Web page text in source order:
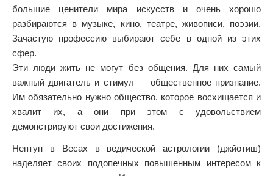
большие ценители мира искусств и очень хорошо
разбираются в музыке, кино, театре, живописи, поэзии.
Зачастую профессию выбирают себе в одной из этих
сфер.
Эти люди жить не могут без общения. Для них самый
важный двигатель и стимул — общественное признание.
Им обязательно нужно общество, которое восхищается и
хвалит их, а они при этом с удовольствием
демонстрируют свои достижения.
Нептун в Весах в ведической астрологии (джйотиш)
наделяет своих подопечных повышенным интересом к